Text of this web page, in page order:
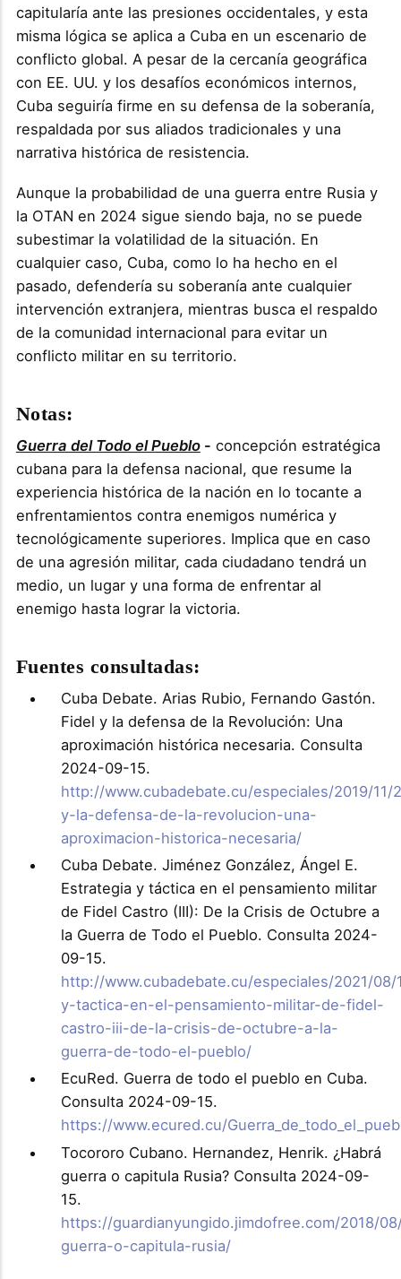
capitularía ante las presiones occidentales, y esta
misma lógica se aplica a Cuba en un escenario de
conflicto global. A pesar de la cercanía geográfica
con EE. UU. y los desafíos económicos internos,
Cuba seguiría firme en su defensa de la soberanía,
respaldada por sus aliados tradicionales y una
narrativa histórica de resistencia.
Aunque la probabilidad de una guerra entre Rusia y
la OTAN en 2024 sigue siendo baja, no se puede
subestimar la volatilidad de la situación. En
cualquier caso, Cuba, como lo ha hecho en el
pasado, defendería su soberanía ante cualquier
intervención extranjera, mientras busca el respaldo
de la comunidad internacional para evitar un
conflicto militar en su territorio.
Notas:
Guerra del Todo el Pueblo- concepción estratégica
cubana para la defensa nacional, que resume la
experiencia histórica de la nación en lo tocante a
enfrentamientos contra enemigos numérica y
tecnológicamente superiores. Implica que en caso
de una agresión militar, cada ciudadano tendrá un
medio, un lugar y una forma de enfrentar al
enemigo hasta lograr la victoria.
Fuentes consultadas:
Cuba Debate. Arias Rubio, Fernando Gastón.
Fidel y la defensa de la Revolución: Una
aproximación histórica necesaria. Consulta
2024-09-15.
http://www.cubadebate.cu/especiales/2019/11/
y-la-defensa-de-la-revolucion-una-
aproximacion-historica-necesaria/
Cuba Debate. Jiménez González, Ángel E.
Estrategia y táctica en el pensamiento militar
de Fidel Castro (III): De la Crisis de Octubre a
la Guerra de Todo el Pueblo. Consulta 2024-
09-15.
http://www.cubadebate.cu/especiales/2021/
y-tactica-en-el-pensamiento-militar-de-fidel-
castro-iii-de-la-crisis-de-octubre-a-la-
guerra-de-todo-el-pueblo/
EcuRed. Guerra de todo el pueblo en Cuba.
Consulta 2024-09-15.
https://www.ecured.cu/
Tocororo Cubano. Hernandez, Henrik. ¿Habrá
guerra o capitula Rusia? Consulta 2024-09-
15.
https://guardianyungido.jimdofree.com/2018/
guerra-o-capitula-rusia/